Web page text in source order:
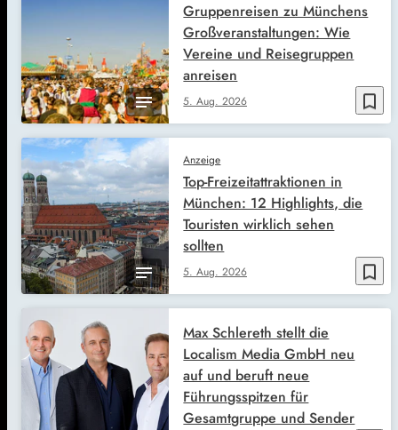
bookmark_border
5. Aug. 2026
Gruppenreisen zu Münchens
Großveranstaltungen: Wie
Vereine und Reisegruppen
anreisen
bookmark_border
Anzeige
5. Aug. 2026
Top-Freizeitattraktionen in
München: 12 Highlights, die
Touristen wirklich sehen
sollten
Max Schlereth stellt die
Localism Media GmbH neu
auf und beruft neue
Führungsspitzen für
Gesamtgruppe und Sender